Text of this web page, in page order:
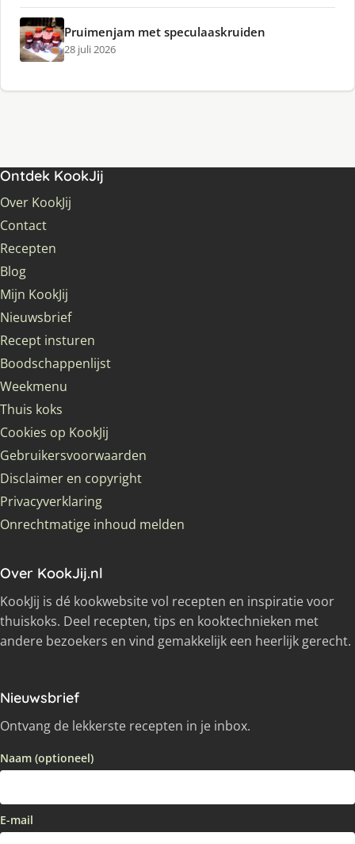
Pruimenjam met speculaaskruiden
28 juli 2026
Ontdek KookJij
Over KookJij
Contact
Recepten
Blog
Mijn KookJij
Nieuwsbrief
Recept insturen
Boodschappenlijst
Weekmenu
Thuis koks
Cookies op KookJij
Gebruikersvoorwaarden
Disclaimer en copyright
Privacyverklaring
Onrechtmatige inhoud melden
Over KookJij.nl
KookJij is dé kookwebsite vol recepten en inspiratie voor
thuiskoks. Deel recepten, tips en kooktechnieken met
andere bezoekers en vind gemakkelijk een heerlijk gerecht.
Nieuwsbrief
Ontvang de lekkerste recepten in je inbox.
Naam (optioneel)
E-mail